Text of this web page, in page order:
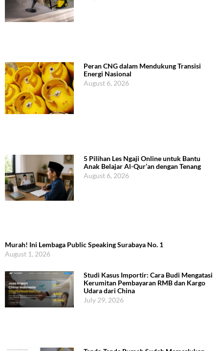
Peran CNG dalam Mendukung Transisi
Energi Nasional
August 6, 2026
5 Pilihan Les Ngaji Online untuk Bantu
Anak Belajar Al-Qur’an dengan Tenang
August 6, 2026
Murah! Ini Lembaga Public Speaking Surabaya No. 1
August 1, 2026
Studi Kasus Importir: Cara Budi Mengatasi
Kerumitan Pembayaran RMB dan Kargo
Udara dari China
July 29, 2026